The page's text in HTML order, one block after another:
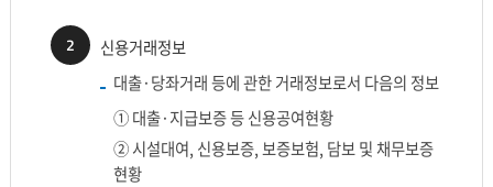
2
신용거래정보
대출·당좌거래 등에 관한 거래정보로서 다음의 정보
① 대출·지급보증 등 신용공여현황
② 시설대여, 신용보증, 보증보험, 담보 및 채무보증
현황